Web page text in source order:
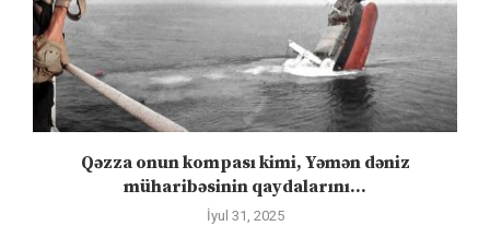
Qəzza onun kompası kimi, Yəmən dəniz
müharibəsinin qaydalarını...
İyul 31, 2025